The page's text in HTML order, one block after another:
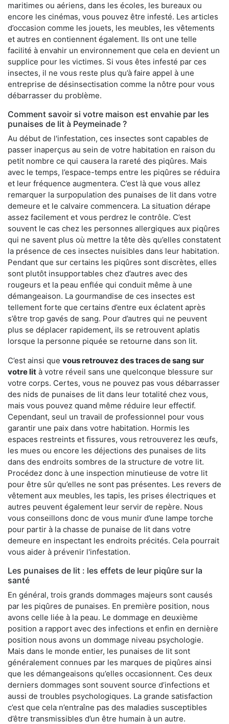
maritimes ou aériens, dans les écoles, les bureaux ou
encore les cinémas, vous pouvez être infesté. Les articles
d’occasion comme les jouets, les meubles, les vêtements
et autres en contiennent également. Ils ont une telle
facilité à envahir un environnement que cela en devient un
supplice pour les victimes. Si vous êtes infesté par ces
insectes, il ne vous reste plus qu’à faire appel à une
entreprise de désinsectisation comme la nôtre pour vous
débarrasser du problème.
Comment savoir si votre maison est envahie par les
punaises de lit à Peymeinade ?
Au début de l'infestation, ces insectes sont capables de
passer inaperçus au sein de votre habitation en raison du
petit nombre ce qui causera la rareté des piqûres. Mais
avec le temps, l’espace-temps entre les piqûres se réduira
et leur fréquence augmentera. C’est là que vous allez
remarquer la surpopulation des punaises de lit dans votre
demeure et le calvaire commencera. La situation dérape
assez facilement et vous perdrez le contrôle. C’est
souvent le cas chez les personnes allergiques aux piqûres
qui ne savent plus où mettre la tête dès qu’elles constatent
la présence de ces insectes nuisibles dans leur habitation.
Pendant que sur certains les piqûres sont discrètes, elles
sont plutôt insupportables chez d’autres avec des
rougeurs et la peau enflée qui conduit même à une
démangeaison. La gourmandise de ces insectes est
tellement forte que certains d’entre eux éclatent après
s’être trop gavés de sang. Pour d’autres qui ne peuvent
plus se déplacer rapidement, ils se retrouvent aplatis
lorsque la personne piquée se retourne dans son lit.
C’est ainsi que vous retrouvez des traces de sang sur
votre lit à votre réveil sans une quelconque blessure sur
votre corps. Certes, vous ne pouvez pas vous débarrasser
des nids de punaises de lit dans leur totalité chez vous,
mais vous pouvez quand même réduire leur effectif.
Cependant, seul un travail de professionnel pour vous
garantir une paix dans votre habitation. Hormis les
espaces restreints et fissures, vous retrouverez les œufs,
les mues ou encore les déjections des punaises de lits
dans des endroits sombres de la structure de votre lit.
Procédez donc à une inspection minutieuse de votre lit
pour être sûr qu’elles ne sont pas présentes. Les revers de
vêtement aux meubles, les tapis, les prises électriques et
autres peuvent également leur servir de repère. Nous
vous conseillons donc de vous munir d’une lampe torche
pour partir à la chasse de punaise de lit dans votre
demeure en inspectant les endroits précités. Cela pourrait
vous aider à prévenir l'infestation.
Les punaises de lit : les effets de leur piqûre sur la
santé
En général, trois grands dommages majeurs sont causés
par les piqûres de punaises. En première position, nous
avons celle liée à la peau. Le dommage en deuxième
position a rapport avec des infections et enfin en dernière
position nous avons un dommage niveau psychologie.
Mais dans le monde entier, les punaises de lit sont
généralement connues par les marques de piqûres ainsi
que les démangeaisons qu’elles occasionnent. Ces deux
derniers dommages sont souvent source d’infections et
aussi de troubles psychologiques. La grande satisfaction
c’est que cela n’entraîne pas des maladies susceptibles
d’être transmissibles d’un être humain à un autre.